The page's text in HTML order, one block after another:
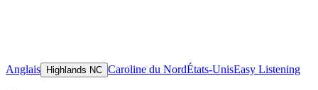
Anglais Highlands NC Caroline du NordÉtats-UnisEasy Listening